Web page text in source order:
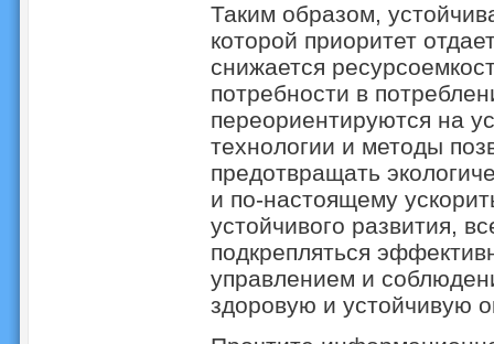
Таким образом,
которой приоритет
снижается
потребности в
переориентируются на
технологии и методы
предотвращать
и по-настоящему
устойчивого развития,
подкрепляться
управлением и
здоровую и устойчивую